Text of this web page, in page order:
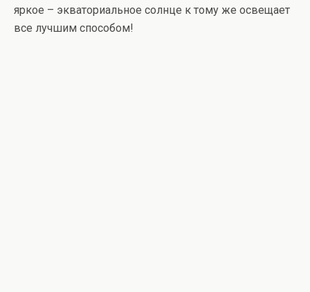
яркое – экваториальное солнце к тому же освещает
все лучшим способом!